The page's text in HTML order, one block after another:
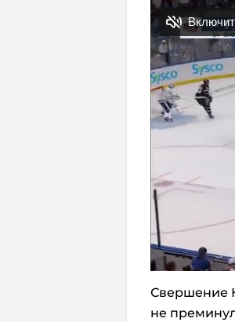
Свершение
не